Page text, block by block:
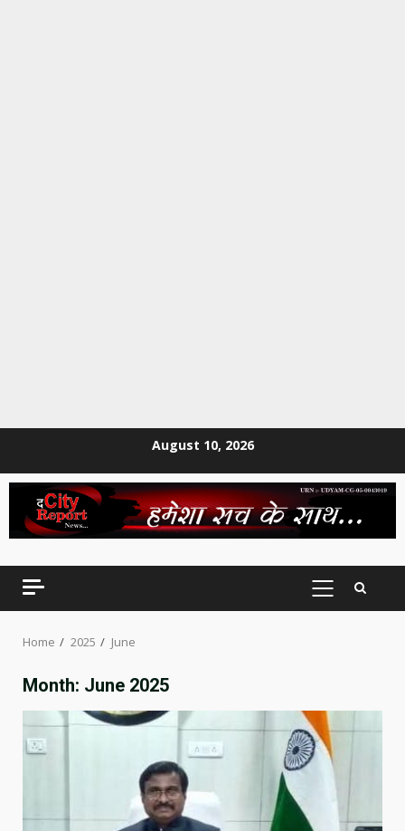
content
August 10, 2026
PRIMARY
MENU
Home 2025 June
Month: June 2025